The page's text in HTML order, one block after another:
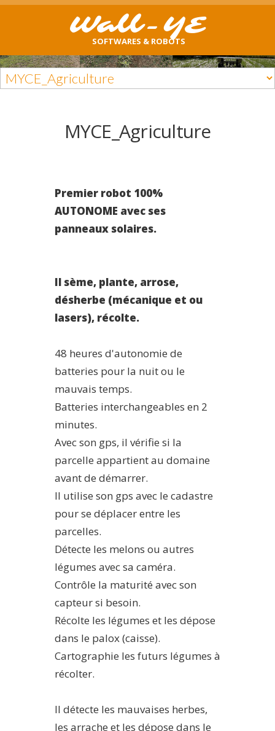
Wall-YE
SOFTWARES & ROBOTS
MYCE_Agriculture
Premier robot 100%
AUTONOME avec ses
panneaux solaires.
Il sème, plante, arrose,
désherbe (mécanique et ou
lasers), récolte.
48 heures d'autonomie de
batteries pour la nuit ou le
mauvais temps.
Batteries interchangeables en 2
minutes.
Avec son gps, il vérifie si la
parcelle appartient au domaine
avant de démarrer.
Il utilise son gps avec le cadastre
pour se déplacer entre les
parcelles.
Détecte les melons ou autres
légumes avec sa caméra.
Contrôle la maturité avec son
capteur si besoin.
Récolte les légumes et les dépose
dans le palox (caisse).
Cartographie les futurs légumes à
récolter.
Il détecte les mauvaises herbes,
les arrache et les dépose dans le